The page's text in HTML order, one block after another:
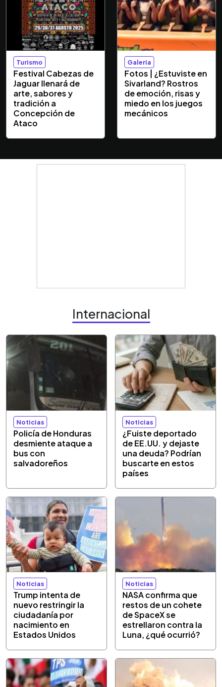
Turismo
Festival Cabezas de
Jaguar llenará de
arte, sabores y
tradición a
Concepción de
Ataco
Galeria
Fotos | ¿Estuviste en
Sivarland? Rostros
de emoción, risas y
miedo en los juegos
mecánicos
Internacional
Noticias
Policía de Honduras
desmiente ataque a
bus con
salvadoreños
Noticias
¿Fuiste deportado
de EE.UU. y dejaste
una deuda? Podrían
buscarte en estos
países
Noticias
Trump intenta de
nuevo restringir la
ciudadanía por
nacimiento en
Estados Unidos
Noticias
NASA confirma que
restos de un cohete
de SpaceX se
estrellaron contra la
Luna, ¿qué ocurrió?